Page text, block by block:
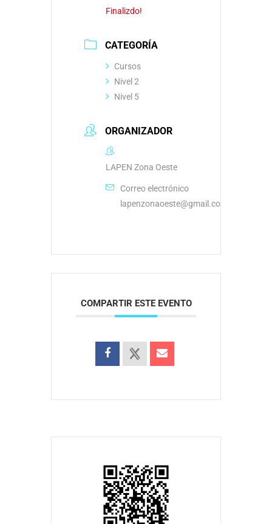
Finalizdo!
CATEGORÍA
Cursos
Nivel 2
Nivel 5
ORGANIZADOR
LAPEN Zona Oeste
Correo electrónico
lapenzonaoeste@gmail.com
COMPARTIR ESTE EVENTO